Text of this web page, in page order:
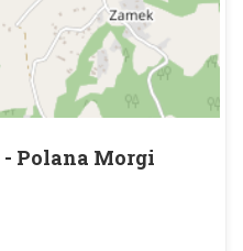
- Polana Morgi